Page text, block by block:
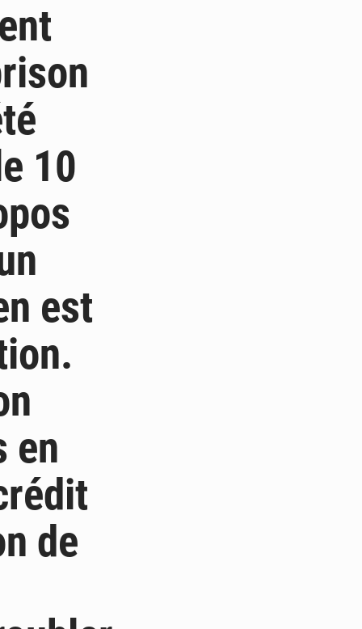
universités russes
à valoriser
10
est
en
de